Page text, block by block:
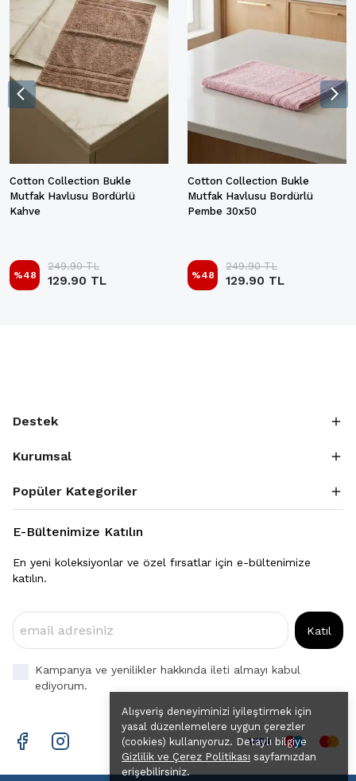
Alışveriş deneyiminizi iyileştirmek için
yasal düzenlemelere uygun çerezler
(cookies) kullanıyoruz. Detaylı bilgiye
Gizlilik ve Çerez Politikası sayfamızdan
erişebilirsiniz.
Cotton Collection Bukle
Mutfak Havlusu Bordürlü
Kahve
%48
249.90 TL
129.90 TL
Cotton Collection Bukle
Mutfak Havlusu Bordürlü
Pembe 30x50
%48
249.90 TL
129.90 TL
Destek
Kurumsal
Popüler Kategoriler
E-Bültenimize Katılın
En yeni koleksiyonlar ve özel fırsatlar için e-bültenimize
katılın.
Katıl
Kampanya ve yenilikler hakkında ileti almayı kabul
ediyorum.